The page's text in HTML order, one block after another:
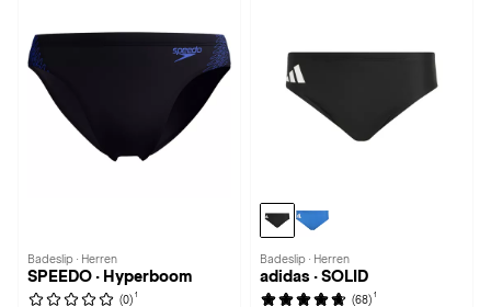
Badeslip · Herren
SPEEDO · Hyperboom
(0) 1
Badeslip · Herren
adidas · SOLID
(68) 1